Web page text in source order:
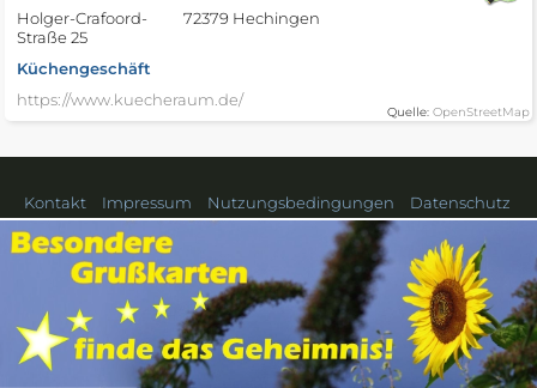
Holger-Crafoord-
Straße 25
72379 Hechingen
Küchengeschäft
https://www.kuecheraum.de/
Quelle: OpenStreetMap
Kontakt Impressum Nutzungsbedingungen Datenschutz
Küchen in benachbarten
Landkreisen
Böblingen